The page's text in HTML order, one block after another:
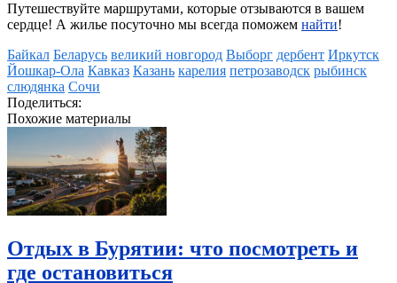
Путешествуйте маршрутами, которые отзываются в вашем
сердце! А жилье посуточно мы всегда поможем найти!
Байкал Беларусь великий новгород Выборг дербент Иркутск
Йошкар-Ола Кавказ Казань карелия петрозаводск рыбинск
слюдянка Сочи
Поделиться:
Похожие материалы
Отдых в Бурятии: что посмотреть и
где остановиться